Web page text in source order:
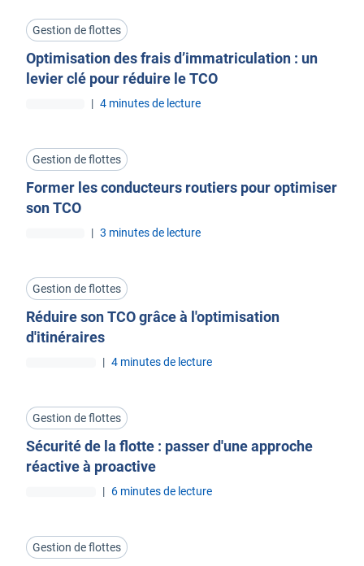
Gestion de flottes
Optimisation des frais d’immatriculation : un
levier clé pour réduire le TCO
| 4 minutes de lecture
Gestion de flottes
Former les conducteurs routiers pour optimiser
son TCO
| 3 minutes de lecture
Gestion de flottes
Réduire son TCO grâce à l'optimisation
d'itinéraires
| 4 minutes de lecture
Gestion de flottes
Sécurité de la flotte : passer d'une approche
réactive à proactive
| 6 minutes de lecture
Gestion de flottes